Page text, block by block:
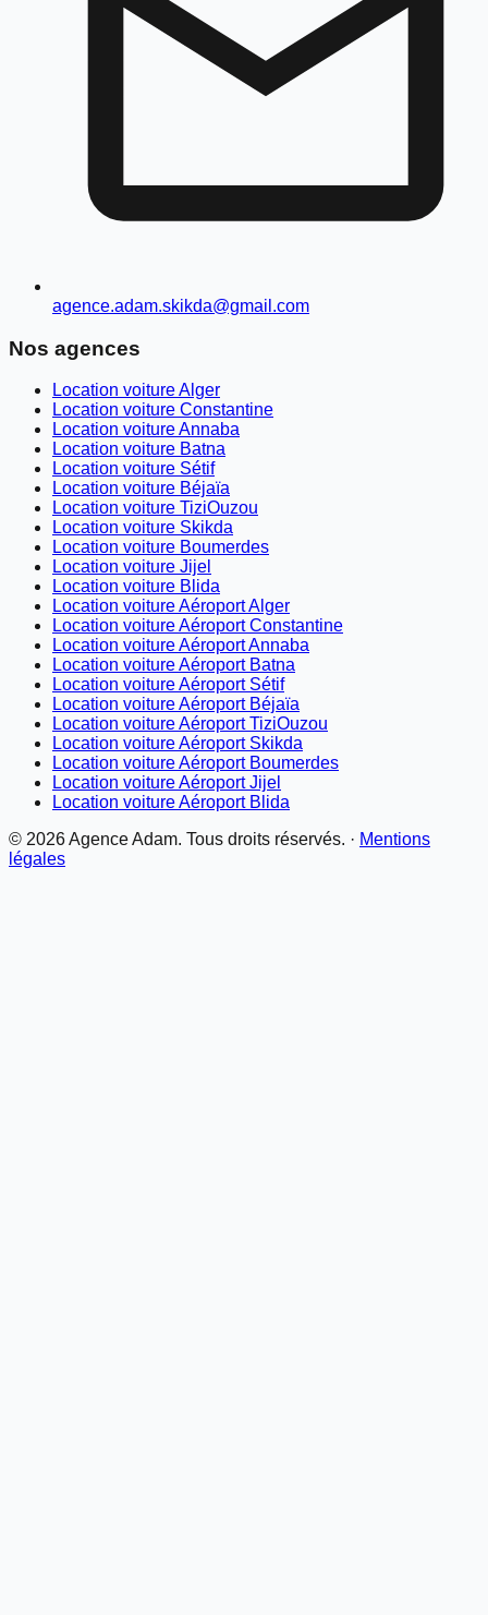
agence.adam.skikda@gmail.com
Nos agences
Location voiture Alger
Location voiture Constantine
Location voiture Annaba
Location voiture Batna
Location voiture Sétif
Location voiture Béjaïa
Location voiture TiziOuzou
Location voiture Skikda
Location voiture Boumerdes
Location voiture Jijel
Location voiture Blida
Location voiture Aéroport Alger
Location voiture Aéroport Constantine
Location voiture Aéroport Annaba
Location voiture Aéroport Batna
Location voiture Aéroport Sétif
Location voiture Aéroport Béjaïa
Location voiture Aéroport TiziOuzou
Location voiture Aéroport Skikda
Location voiture Aéroport Boumerdes
Location voiture Aéroport Jijel
Location voiture Aéroport Blida
© 2026Agence Adam. Tous droits réservés. · Mentions
légales